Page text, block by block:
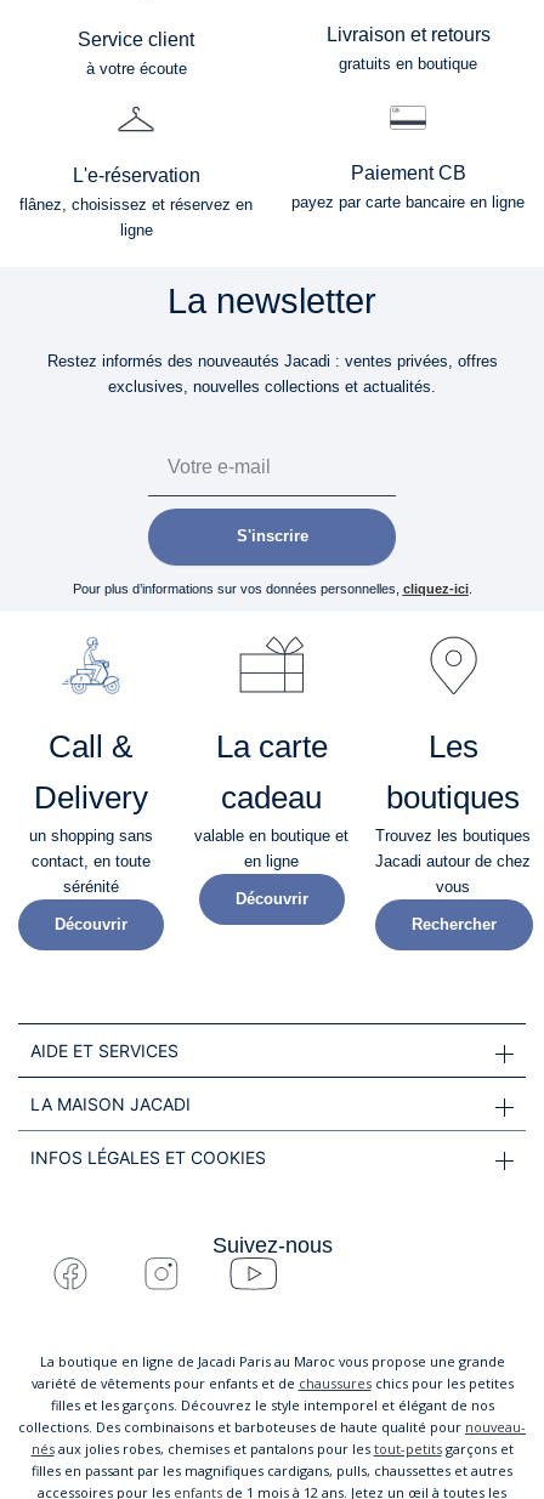
Service client
à votre écoute
Livraison et retours
gratuits en boutique
L'e-réservation
flânez, choisissez et réservez en
ligne
Paiement CB
payez par carte bancaire en ligne
La newsletter
Restez informés des nouveautés Jacadi : ventes privées, offres
exclusives, nouvelles collections et actualités.
S'inscrire
Pour plus d’informations sur vos données personnelles, cliquez-ici.
Call &
Delivery
un shopping sans
contact, en toute
sérénité​
Découvrir
La carte
cadeau
valable en boutique et
en ligne
Découvrir
Les
boutiques
Trouvez les boutiques
Jacadi autour de chez
vous
Rechercher
AIDE ET SERVICES
LA MAISON JACADI
INFOS LÉGALES ET COOKIES
Suivez-nous
La boutique en ligne de Jacadi Paris au Maroc vous propose une grande
variété de vêtements pour enfants et de chaussureschics pour les petites
filles et les garçons. Découvrez le style intemporel et élégant de nos
collections. Des combinaisons et barboteuses de haute qualité pour nouveau-
nésaux jolies robes, chemises et pantalons pour les tout-petitsgarçons et
filles en passant par les magnifiques cardigans, pulls, chaussettes et autres
accessoires pour les enfants de 1 mois à 12 ans. Jetez un œil à toutes les